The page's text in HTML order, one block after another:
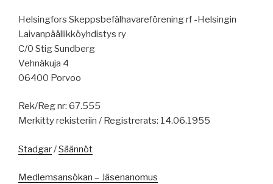
Helsingfors Skeppsbefälhavareförening rf -Helsingin
Laivanpäällikköyhdistys ry
C/0 Stig Sundberg
Vehnäkuja 4
06400 Porvoo
Rek/Reg nr: 67.555
Merkitty rekisteriin / Registrerats: 14.06.1955
Stadgar/Säännöt
Medlemsansökan – Jäsenanomus